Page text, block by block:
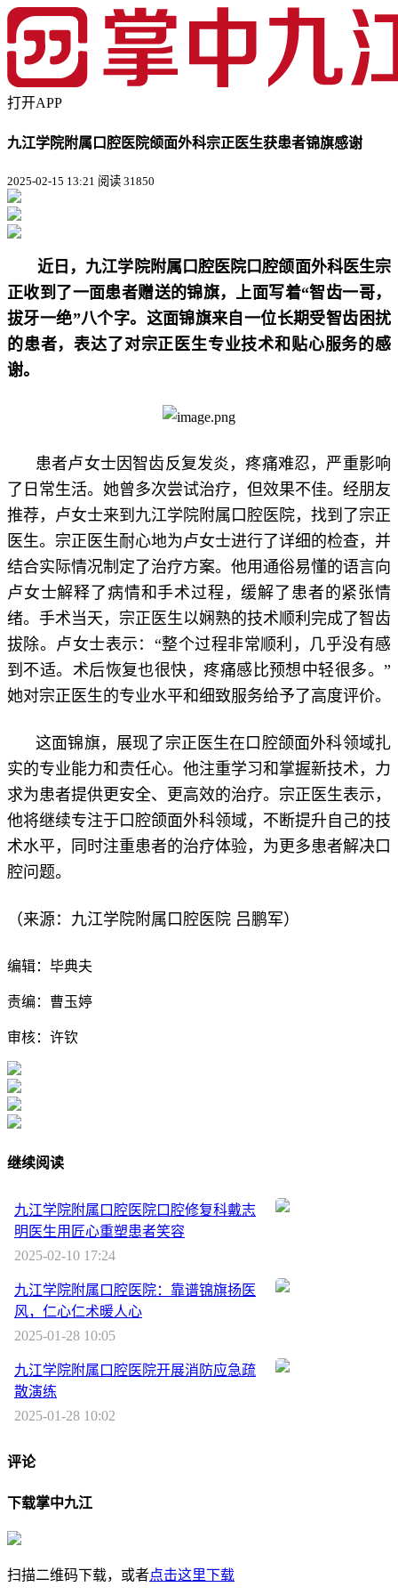
打开APP
九江学院附属口腔医院颌面外科宗正医生获患者锦旗感谢
2025-02-15 13:21 阅读 31850
近日，九江学院附属口腔医院口腔颌面外科医生宗
正收到了一面患者赠送的锦旗，上面写着“智齿一哥，
拔牙一绝”八个字。这面锦旗来自一位长期受智齿困扰
的患者，表达了对宗正医生专业技术和贴心服务的感
谢。
患者卢女士因智齿反复发炎，疼痛难忍，严重影响
了日常生活。她曾多次尝试治疗，但效果不佳。经朋友
推荐，卢女士来到九江学院附属口腔医院，找到了宗正
医生。宗正医生耐心地为卢女士进行了详细的检查，并
结合实际情况制定了治疗方案。他用通俗易懂的语言向
卢女士解释了病情和手术过程，缓解了患者的紧张情
绪。手术当天，宗正医生以娴熟的技术顺利完成了智齿
拔除。卢女士表示：“整个过程非常顺利，几乎没有感
到不适。术后恢复也很快，疼痛感比预想中轻很多。”
她对宗正医生的专业水平和细致服务给予了高度评价。
这面锦旗，展现了宗正医生在口腔颌面外科领域扎
实的专业能力和责任心。他注重学习和掌握新技术，力
求为患者提供更安全、更高效的治疗。宗正医生表示，
他将继续专注于口腔颌面外科领域，不断提升自己的技
术水平，同时注重患者的治疗体验，为更多患者解决口
腔问题。
（来源：九江学院附属口腔医院 吕鹏军）
编辑：毕典夫
责编：曹玉婷
审核：许钦
继续阅读
九江学院附属口腔医院口腔修复科戴志
明医生用匠心重塑患者笑容
2025-02-10 17:24
九江学院附属口腔医院：靠谱锦旗扬医
风，仁心仁术暖人心
2025-01-28 10:05
九江学院附属口腔医院开展消防应急疏
散演练
2025-01-28 10:02
评论
下载掌中九江
扫描二维码下载，或者点击这里下载